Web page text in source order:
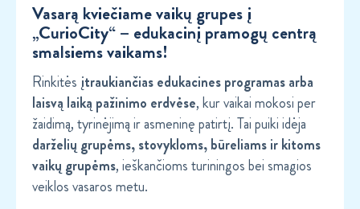
Vasarą kviečiame vaikų grupes į
„CurioCity“– edukacinį pramogų centrą
smalsiems vaikams!
Rinkitės įtraukiančias edukacines programas arba
laisvą laiką pažinimo erdvėse, kur vaikai mokosi per
žaidimą, tyrinėjimą ir asmeninę patirtį. Tai puiki idėja
darželių grupėms, stovykloms, būreliams ir kitoms
vaikų grupėms, ieškančioms turiningos bei smagios
veiklos vasaros metu.